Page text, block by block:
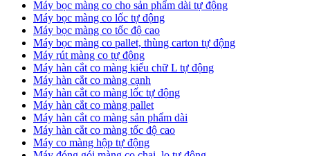
Máy bọc màng co cho sản phẩm dài tự động
Máy bọc màng co lốc tự động
​Máy bọc màng co tốc độ cao
Máy bọc màng co pallet, thùng carton tự động
​Máy rút màng co tự động
​Máy hàn cắt co màng kiểu chữ L tự động
​Máy hàn cắt co màng cạnh
​Máy hàn cắt co màng lốc tự động
​Máy hàn cắt co màng pallet
​Máy hàn cắt co màng sản phẩm dài
​Máy hàn cắt co màng tốc độ cao
Máy co màng hộp tự động